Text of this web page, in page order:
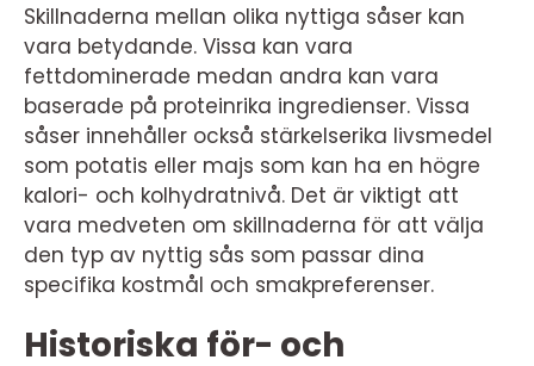
Skillnaderna mellan olika nyttiga såser kan
vara betydande. Vissa kan vara
fettdominerade medan andra kan vara
baserade på proteinrika ingredienser. Vissa
såser innehåller också stärkelserika livsmedel
som potatis eller majs som kan ha en högre
kalori- och kolhydratnivå. Det är viktigt att
vara medveten om skillnaderna för att välja
den typ av nyttig sås som passar dina
specifika kostmål och smakpreferenser.
Historiska för- och